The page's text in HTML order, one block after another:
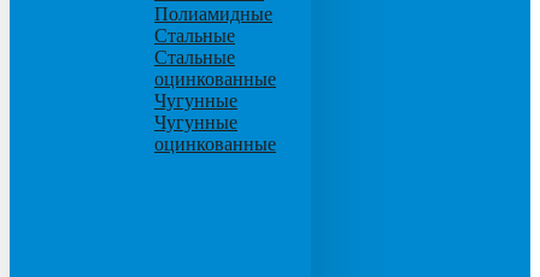
Полиамидные
Стальные
Стальные
оцинкованные
Чугунные
Чугунные
оцинкованные